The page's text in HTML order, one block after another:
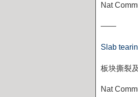
Nat
——
Slab
板块撕裂
Nat